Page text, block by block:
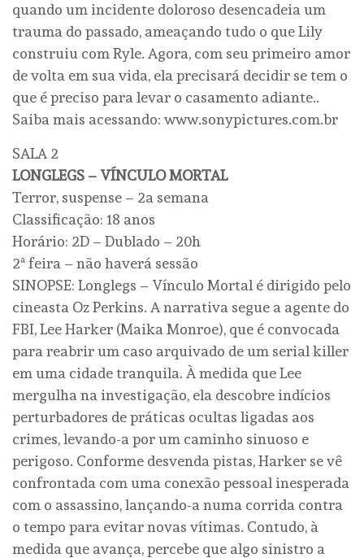
quando um incidente doloroso desencadeia um
trauma do passado, ameaçando tudo o que Lily
construiu com Ryle. Agora, com seu primeiro amor
de volta em sua vida, ela precisará decidir se tem o
que é preciso para levar o casamento adiante..
Saiba mais acessando: www.sonypictures.com.br
SALA 2
LONGLEGS – VÍNCULO MORTAL
Terror, suspense – 2a semana
Classificação: 18 anos
Horário: 2D – Dublado – 20h
2ª feira – não haverá sessão
SINOPSE: Longlegs – Vínculo Mortal é dirigido pelo
cineasta Oz Perkins. A narrativa segue a agente do
FBI, Lee Harker (Maika Monroe), que é convocada
para reabrir um caso arquivado de um serial killer
em uma cidade tranquila. À medida que Lee
mergulha na investigação, ela descobre indícios
perturbadores de práticas ocultas ligadas aos
crimes, levando-a por um caminho sinuoso e
perigoso. Conforme desvenda pistas, Harker se vê
confrontada com uma conexão pessoal inesperada
com o assassino, lançando-a numa corrida contra
o tempo para evitar novas vítimas. Contudo, à
medida que avança, percebe que algo sinistro a